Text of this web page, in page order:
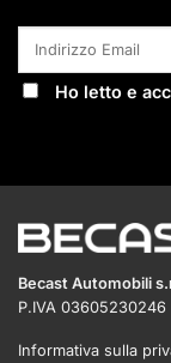
Ho letto e
Becast Automobili
P.IVA 03605230246
Informativa sulla